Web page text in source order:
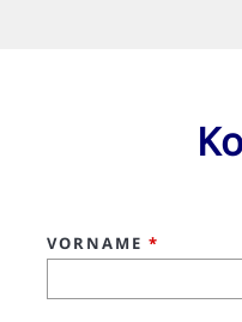
VORNAME *